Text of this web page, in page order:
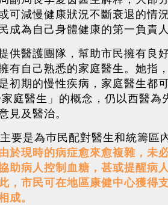
可減慢健康狀況不斷衰退的情
成為自己身體健康的第一負責
供醫護團隊，幫助市民擁有良
有自己熟悉的家庭醫生。她指
初期的慢性疾病，家庭醫生都
庭醫生」的概念，仍以西醫
見及醫治。
要是為巿民配對醫生和統籌
於現時的病症愈來愈複雜，未
助病人控制血糖，甚或提醒病
，市民可在地區康健中心獲得
成。